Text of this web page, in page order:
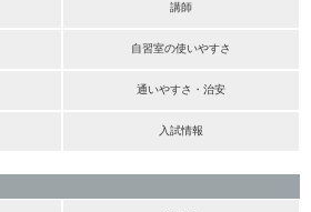
講師
自習室の使いやすさ
通いやすさ・治安
入試情報